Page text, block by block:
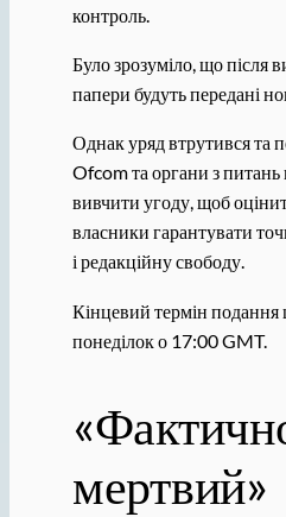
контроль.
Було зрозуміло, що після
папери будуть передані
Однак уряд втрутився та
Ofcom та органи з питань
вивчити угоду, щоб
власники гарантувати
і редакційну свободу.
Кінцевий термін подання
понеділок о 17:00 GMT.
мертвий»